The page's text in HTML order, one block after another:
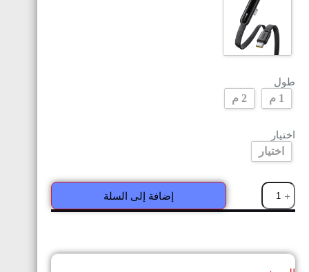
طول
1 م 2 م
اختيار
اختيار
إضافة إلى السلة